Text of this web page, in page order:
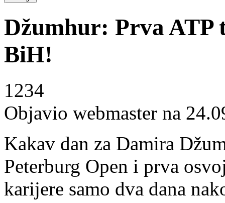
Džumhur: Prva
BiH!
1234
Objavio webmaster na
Kakav dan za Damira
Peterburg Open i prva
karijere samo dva dana